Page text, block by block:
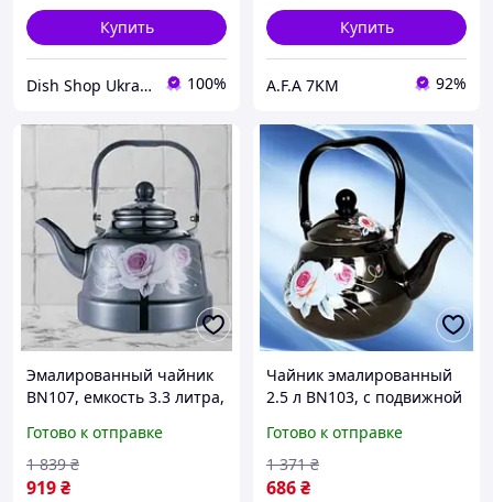
Купить
Dish Shop Ukraine 100%
Купить
A.F.A 7KM 92%
Эмалированный чайник
BN107, емкость 3.3 литра,
плит. Код BN107PSS
Готово к отправке
919₴
1 839 ₴
Чайник эмалированный
2.5 л BN103, с подвижной
плит. Код BN103NZA
Готово к отправке
686₴
1 371 ₴